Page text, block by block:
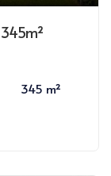
345 m²